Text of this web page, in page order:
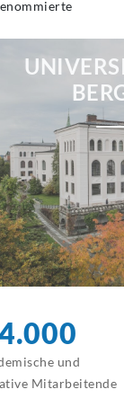
und
Mitarbeitende